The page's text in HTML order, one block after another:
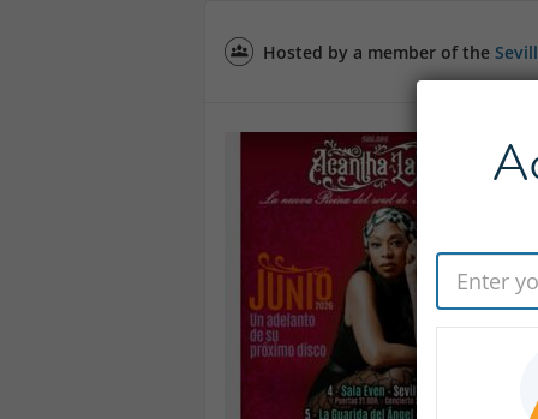
Hosted by a member of the